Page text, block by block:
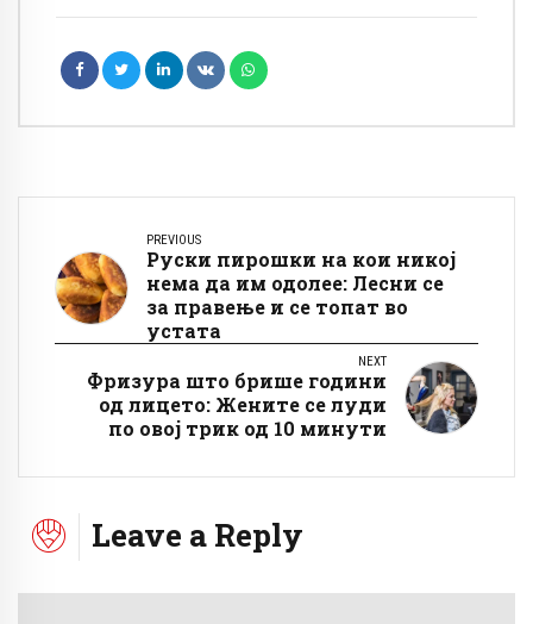
PREVIOUS
Руски пирошки на кои никој
нема да им одолее: Лесни се
за правење и се топат во
устата
NEXT
Фризура што брише години
од лицето: Жените се луди
по овој трик од 10 минути
Leave a Reply